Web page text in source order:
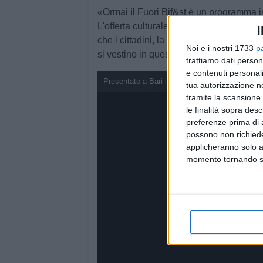
Noi e i nostri 1733
trattiamo dati
e contenuti
tua autorizzazione
tramite la
le finalità sopra
preferenze prima di
possono non
applicheranno solo
momento tornando
«Ormai il Fuori Bif&st è un programma
L'offerta culturale di una città come
che i cittadini, la comunità, gli
si vestino in questi giorni di cinema».
Presentato a Bari il fuori Bif&st - le